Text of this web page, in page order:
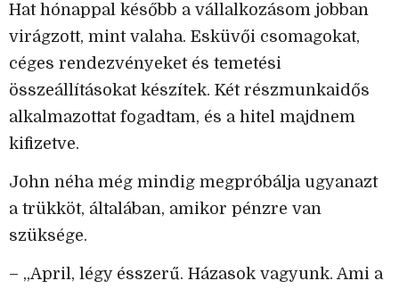
Hat hónappal később a vállalkozásom jobban
virágzott, mint valaha. Esküvői csomagokat,
céges rendezvényeket és temetési
összeállításokat készítek. Két részmunkaidős
alkalmazottat fogadtam, és a hitel majdnem
kifizetve.
John néha még mindig megpróbálja ugyanazt
a trükköt, általában, amikor pénzre van
szüksége.
– „April, légy ésszerű. Házasok vagyunk. Ami a